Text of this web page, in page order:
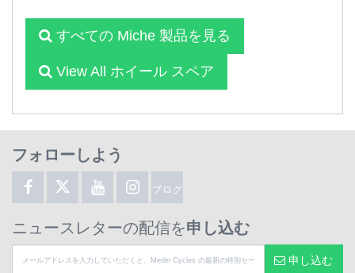
すべての Miche 製品を見る
View All ホイール スペア
フォローしよう
ブログ
ニュースレターの配信を申し込む
申し込む